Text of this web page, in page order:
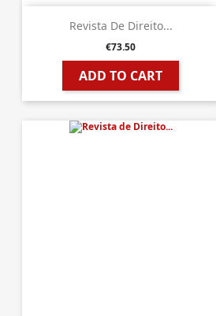
Revista De Direito...
€73.50
ADD TO CART